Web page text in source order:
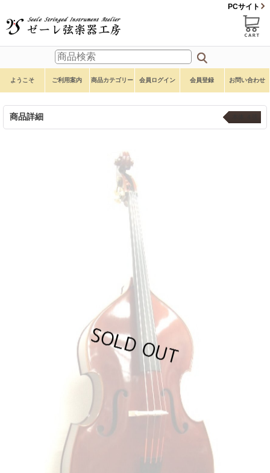
PCサイト
ようこそ ご利用案内 商品カテゴリー 会員ログイン 会員登録 お問い合わせ
商品詳細